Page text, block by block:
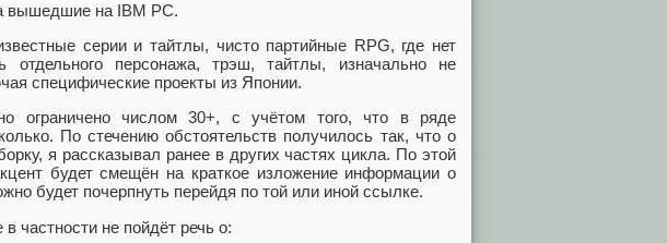
вышедшие на IBM PC.
серии и тайтлы, чисто партийные RPG, где нет
отдельного персонажа, трэш, тайтлы, изначально не
специфические проекты из Японии.
ограничено числом 30+, с учётом того, что в ряде
По стечению обстоятельств получилось так, что о
я рассказывал ранее в других частях цикла. По этой
будет смещён на краткое изложение информации о
будет почерпнуть перейдя по той или иной ссылке.
частности не пойдёт речь о: